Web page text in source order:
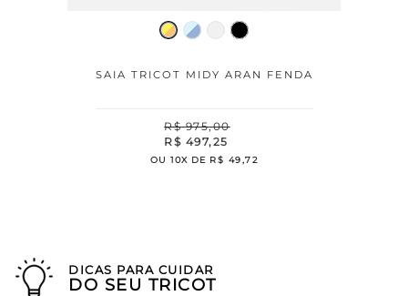
SAIA TRICOT MIDY ARAN FENDA
R$ 975,00
R$ 497,25
OU 10X DE R$ 49 ,72
DICAS PARA CUIDAR
DO SEU TRICOT